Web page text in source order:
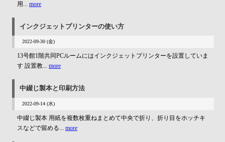
用... more
インクジェットプリンターの使い方
2022-09-30 (金)
13号館1階共同PCルームにはインクジェットプリンターを設置していま
す 設置教... more
中綴じ製本と印刷方法
2022-09-14 (水)
中綴じ製本 用紙を複数枚重ねまとめて中央で折り、折り目をホッチキ
スなどで留める... more